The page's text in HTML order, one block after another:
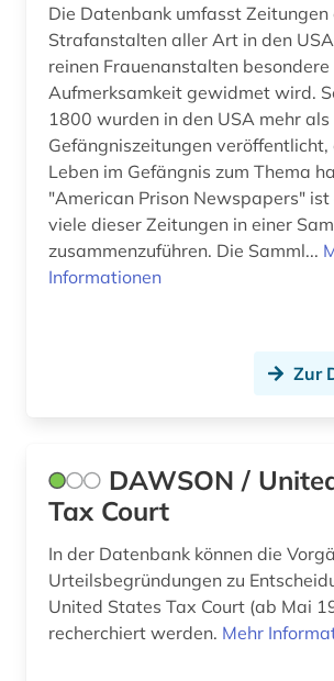
district of columbia (1)
dokument (1)
dokumentarfilm (1)
dominikanische republik (1)
douglas (1)
drama (3)
dänemark (1)
eames (2)
ecuador (1)
edwards (1)
Die Datenbank umfasst Zeitungen
Strafanstalten aller Art in den
reinen Frauenanstalten besondere
Aufmerksamkeit gewidmet wird.
1800 wurden in den USA mehr
Gefängniszeitungen veröffentlicht,
Leben im Gefängnis zum Thema
"American Prison Newspapers"
viele dieser Zeitungen in einer
zusammenzuführen. Die Samml...
Informationen
Zur
DAWSON /
Tax Court
In der Datenbank können die
Urteilsbegründungen zu
United States Tax Court (ab Mai
recherchiert werden. Mehr